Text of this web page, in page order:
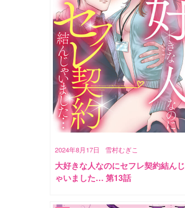
2024年8月17日 雪村むぎこ
大好きな人なのにセフレ契約結んじ
ゃいました… 第13話